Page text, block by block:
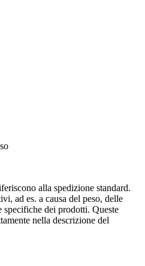
alla spedizione standard.
ad es. a causa del peso, delle
specifiche dei prodotti. Queste
nella descrizione del